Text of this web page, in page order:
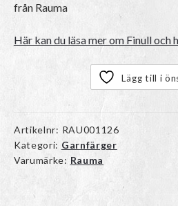
från Rauma
Här kan du läsa mer om Finull och
Lägg till i
Artikelnr: RAU001126
Kategori: Garnfärger
Varumärke: Rauma